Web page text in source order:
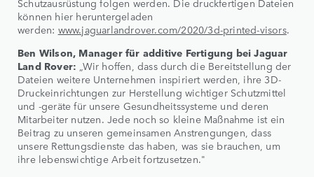
können hier heruntergeladen
werden: www.jaguarlandrover.com/2020/3d-printed-visors.
Ben Wilson, Manager für additive Fertigung bei Jaguar
Land Rover: „Wir hoffen, dass durch die Bereitstellung der
Dateien weitere Unternehmen inspiriert werden, ihre 3D-
Druckeinrichtungen zur Herstellung wichtiger Schutzmittel
und -geräte für unsere Gesundheitssysteme und deren
Mitarbeiter nutzen. Jede noch so kleine Maßnahme ist ein
Beitrag zu unseren gemeinsamen Anstrengungen, dass
unsere Rettungsdienste das haben, was sie brauchen, um
ihre lebenswichtige Arbeit fortzusetzen."